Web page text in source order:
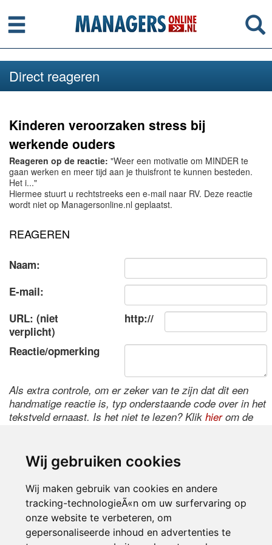
Wij gebruiken cookies
Wij maken gebruik van cookies en andere
tracking-technologieÃ«n om uw surfervaring op
onze website te verbeteren, om
gepersonaliseerde inhoud en advertenties te
Menu
Direct reageren
Kinderen veroorzaken stress bij
werkende ouders
Reageren op de reactie: "Weer een motivatie om MINDER te
gaan werken en meer tijd aan je thuisfront te kunnen besteden.
Het i..."
Hiermee stuurt u rechtstreeks een e-mail naar RV. Deze reactie
wordt niet op Managersonline.nl geplaatst.
REAGEREN
Naam:
E-mail:
URL: (niet
verplicht)
http://
Reactie/opmerking
Als extra controle, om er zeker van te zijn dat dit een
handmatige reactie is, typ onderstaande code over in het
tekstveld ernaast. Is het niet te lezen? Klik hierom de